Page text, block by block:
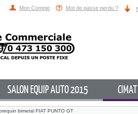
Mon Compte Mot de passe perdu ?
SALON EQUIP AUTO 2015
bimetal FIAT PUNTO GT